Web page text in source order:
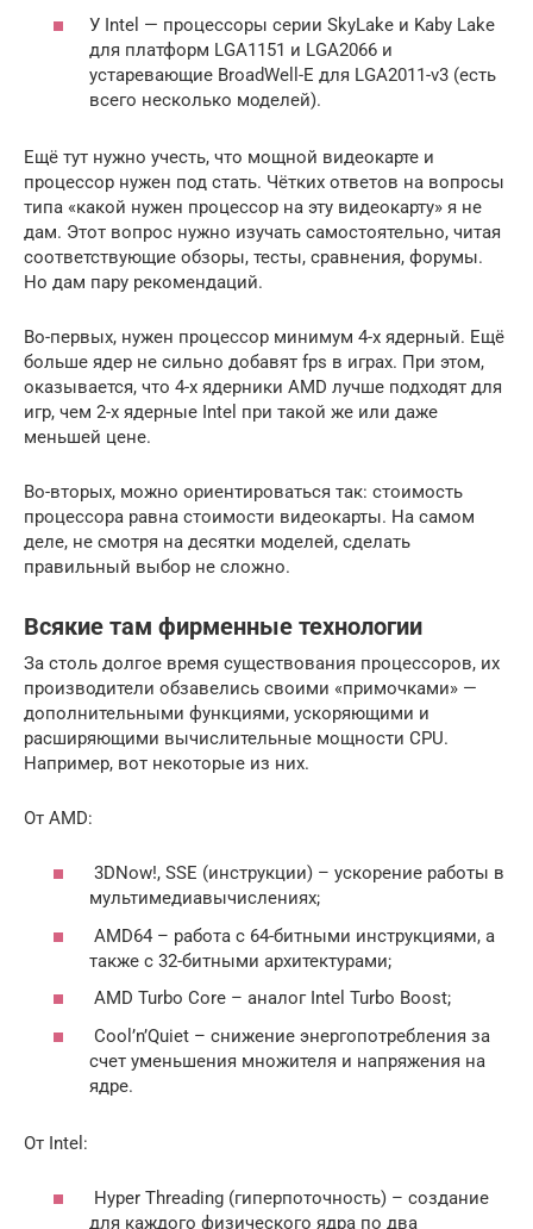
У Intel — процессоры серии SkyLake и Kaby Lake
для платформ LGA1151 и LGA2066 и
устаревающие BroadWell-E для LGA2011-v3 (есть
всего несколько моделей).
Ещё тут нужно учесть, что мощной видеокарте и
процессор нужен под стать. Чётких ответов на вопросы
типа «какой нужен процессор на эту видеокарту» я не
дам. Этот вопрос нужно изучать самостоятельно, читая
соответствующие обзоры, тесты, сравнения, форумы.
Но дам пару рекомендаций.
Во-первых, нужен процессор минимум 4-х ядерный. Ещё
больше ядер не сильно добавят fps в играх. При этом,
оказывается, что 4-х ядерники AMD лучше подходят для
игр, чем 2-х ядерные Intel при такой же или даже
меньшей цене.
Во-вторых, можно ориентироваться так: стоимость
процессора равна стоимости видеокарты. На самом
деле, не смотря на десятки моделей, сделать
правильный выбор не сложно.
Всякие там фирменные технологии
За столь долгое время существования процессоров, их
производители обзавелись своими «примочками» —
дополнительными функциями, ускоряющими и
расширяющими вычислительные мощности CPU.
Например, вот некоторые из них.
От AMD:
3DNow!, SSE (инструкции) – ускорение работы в
мультимедиавычислениях;
AMD64 – работа с 64-битными инструкциями, а
также с 32-битными архитектурами;
AMD Turbo Core – аналог Intel Turbo Boost;
Cool’n’Quiet – снижение энергопотребления за
счет уменьшения множителя и напряжения на
ядре.
От Intel:
Hyper Threading (гиперпоточность) – создание
для каждого физического ядра по два